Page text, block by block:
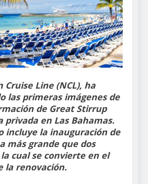
Cruise Line (NCL), ha
las primeras imágenes de
de Great Stirrup
privada en Las Bahamas.
incluye la inauguración de
más grande que dos
cual se convierte en el
la renovación.